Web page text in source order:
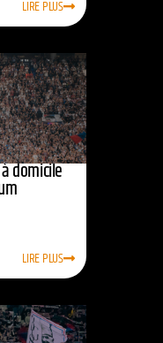
LIRE PLUS
domicile
LIRE PLUS